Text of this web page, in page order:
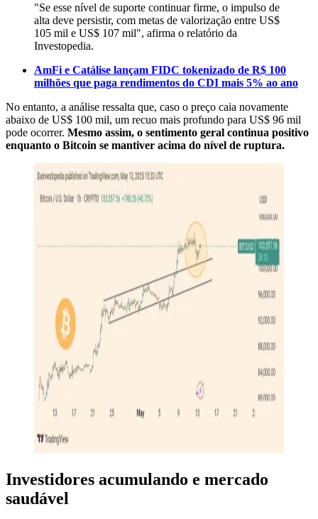
"Se esse nível de suporte continuar firme, o impulso de
alta deve persistir, com metas de valorização entre US$
105 mil e US$ 107 mil", afirma o relatório da
Investopedia.
AmFi e Catálise lançam FIDC tokenizado de R$ 100
milhões que paga rendimentos do CDI mais 5% ao ano
No entanto, a análise ressalta que, caso o preço caia novamente
abaixo de US$ 100 mil, um recuo mais profundo para US$ 96 mil
pode ocorrer. Mesmo assim, o sentimento geral continua positivo
enquanto o Bitcoin se mantiver acima do nível de ruptura.
Investidores acumulando e mercado
saudável